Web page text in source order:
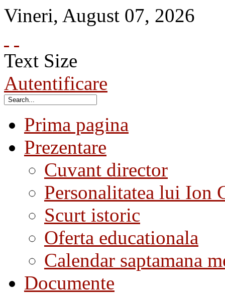
Vineri, August 07, 2026
Text Size
Autentificare
Prima pagina
Prezentare
Cuvant director
Personalitatea lui Ion
Scurt istoric
Oferta educationala
Calendar saptamana
Documente